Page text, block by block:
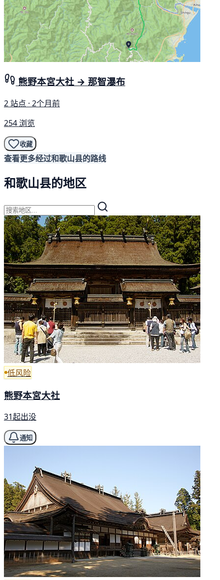
熊野本宮大社 → 那智瀑布
2 站点 · 2个月前
254 浏览
收藏
查看更多经过和歌山县的路线
和歌山县的地区
低风险
熊野本宮大社
31起出没
通知